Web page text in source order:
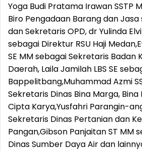
Yoga Budi Pratama Irawan SSTP
Biro Pengadaan Barang dan
dan Sekretaris OPD, dr Yulinda
sebagai Direktur RSU Haji
SE MM sebagai Sekretaris Badan
Daerah, Laila Jamilah LBS SE
Bappelitbang,Muhammad Azmi
Sekretaris Dinas Bina Marga,
Cipta Karya,Yusfahri Parangin-
Sekretaris Dinas Pertanian dan
Pangan,Gibson Panjaitan ST MM
Dinas Sumber Daya Air dan